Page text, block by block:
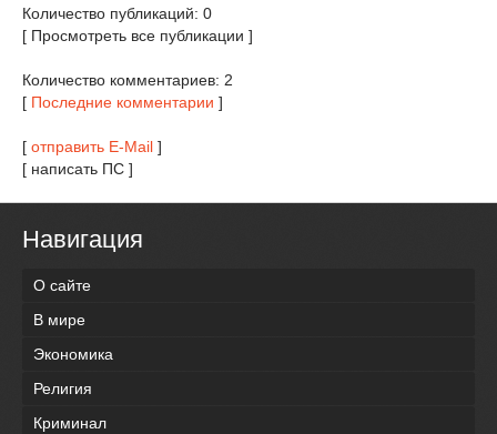
Количество публикаций: 0
[ Просмотреть все публикации ]
Количество комментариев: 2
[ Последние комментарии ]
[ отправить E-Mail ]
[ написать ПС ]
Навигация
О сайте
В мире
Экономика
Религия
Криминал